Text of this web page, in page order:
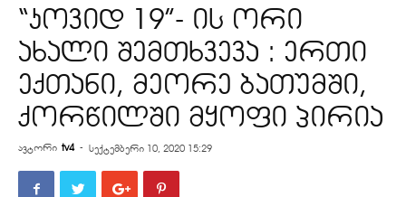
“კოვიდ 19”- ის ორი
ახალი შემთხვევა : ერთი
ექთანი, მეორე ბათუმში,
ქორწილში მყოფი პირია
ავტორი tv4 - სექტემბერი 10, 2020 15:29